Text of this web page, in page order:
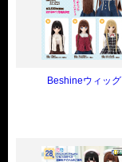
Beshineウィッグ